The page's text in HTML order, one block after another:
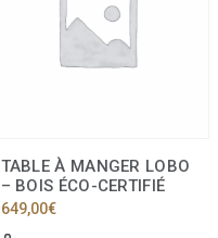
TABLE À MANGER LOBO
– BOIS ÉCO-CERTIFIÉ
649,00€